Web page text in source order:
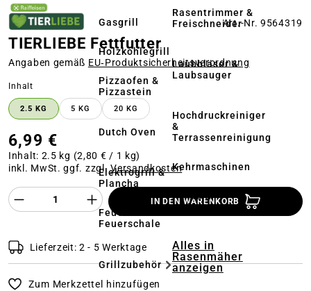
Gasgrill
Holzkohlegrill
Pizzaofen &
Pizzastein
Dutch Oven
Elektrogrill &
Plancha
Feuerstelle &
Feuerschale
Grillzubehör
Rasentrimmer &
Freischneider
Laubbläser &
Laubsauger
Hochdruckreiniger
&
Terrassenreinigung
Kehrmaschinen
Akkus &
Ladegeräte
Alles in
Rasenmäher
anzeigen
Art.-Nr. 9564319
TIERLIEBE Fettfutter
Angaben gemäß EU‑Produktsicherheitsverordnung
Inhalt
2.5 KG 5 KG 20 KG
6,99 €
Inhalt: 2.5 kg (2,80 € / 1 kg)
inkl. MwSt. ggf. zzgl.Versandkosten
Produkt Anzahl des Produktes
IN DEN WARENKORB
Lieferzeit: 2 - 5 Werktage
Zum Merkzettel hinzufügen